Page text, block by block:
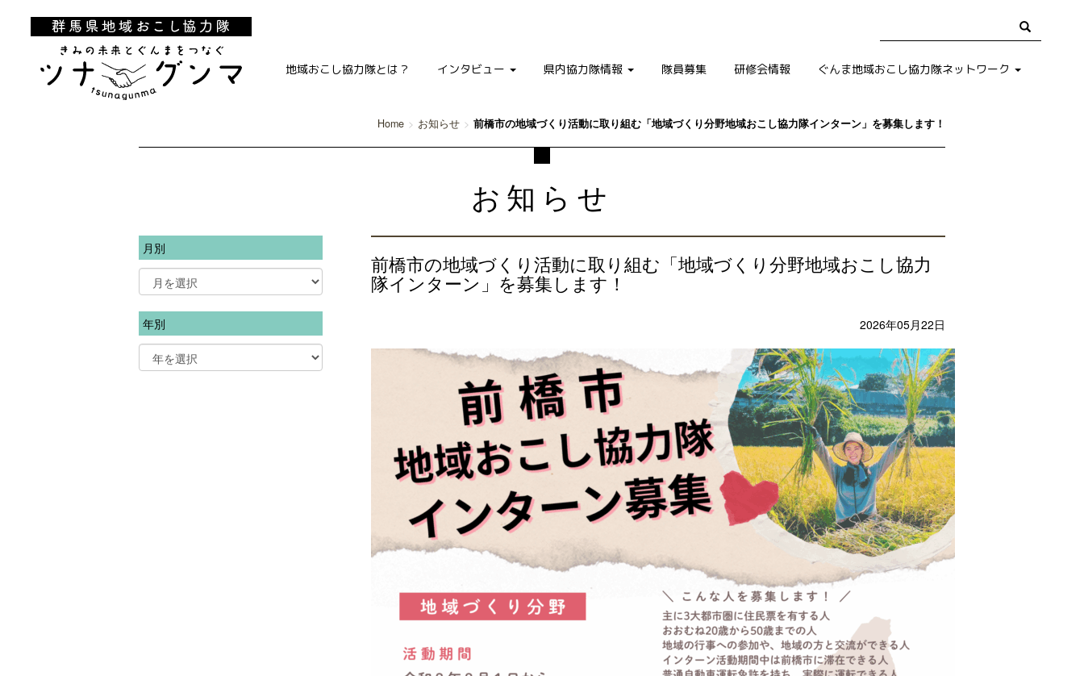
地域おこし協力隊とは？ インタビュー 県内協力隊情報 隊員募集 研修会情報 ぐんま地域おこし協力隊ネットワーク
Home お知らせ 前橋市の地域づくり活動に取り組む「地域づくり分野地域おこし協力隊インターン」を募集します！
お知らせ
前橋市の地域づくり活動に取り組む「地域づくり分野地域おこし協力
隊インターン」を募集します！
2026年05月22日
月別
年別